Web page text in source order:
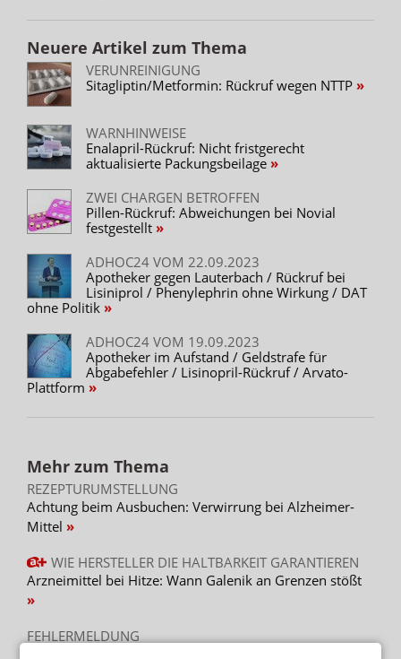
Neuere Artikel zum Thema
VERUNREINIGUNG
Sitagliptin/Metformin: Rückruf wegen NTTP
WARNHINWEISE
Enalapril-Rückruf: Nicht fristgerecht
aktualisierte Packungsbeilage
ZWEI CHARGEN BETROFFEN
Pillen-Rückruf: Abweichungen bei Novial
festgestellt
ADHOC24 VOM 22.09.2023
Apotheker gegen Lauterbach / Rückruf bei
Lisiniprol / Phenylephrin ohne Wirkung / DAT
ohne Politik
ADHOC24 VOM 19.09.2023
Apotheker im Aufstand / Geldstrafe für
Abgabefehler / Lisinopril-Rückruf / Arvato-
Plattform
Mehr zum Thema
REZEPTURUMSTELLUNG
Achtung beim Ausbuchen: Verwirrung bei Alzheimer-
Mittel
WIE HERSTELLER DIE HALTBARKEIT GARANTIEREN
Arzneimittel bei Hitze: Wann Galenik an Grenzen stößt
FEHLERMELDUNG